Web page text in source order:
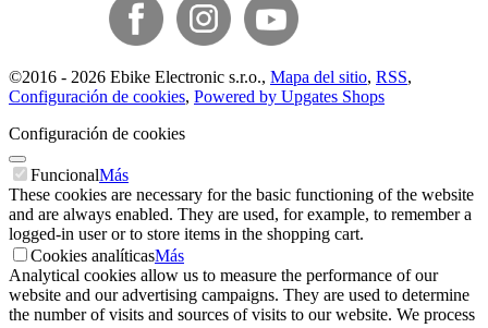
©2016 - 2026 Ebike Electronic s.r.o., Mapa del sitio, RSS,
Configuración de cookies, Powered by Upgates Shops
Configuración de cookies
FuncionalMás
These cookies are necessary for the basic functioning of the website
and are always enabled. They are used, for example, to remember a
logged-in user or to store items in the shopping cart.
Cookies analíticasMás
Analytical cookies allow us to measure the performance of our
website and our advertising campaigns. They are used to determine
the number of visits and sources of visits to our website. We process